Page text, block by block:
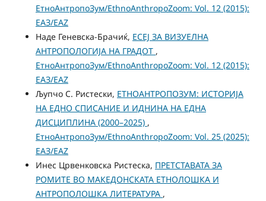
ЕтноАнтропоЗум/EthnoAnthropoZoom: Vol. 12 (2015):
ЕАЗ/EAZ
Наде Геневска-Брачиќ, ЕСЕЈ ЗА ВИЗУЕЛНА
АНТРОПОЛОГИЈА НА ГРАДОТ ,
ЕтноАнтропоЗум/EthnoAnthropoZoom: Vol. 12 (2015):
ЕАЗ/EAZ
Љупчо С. Ристески, ЕТНОАНТРОПОЗУМ: ИСТОРИЈА
НА ЕДНО СПИСАНИЕ И ИДНИНА НА ЕДНА
ДИСЦИПЛИНА (2000–2025) ,
ЕтноАнтропоЗум/EthnoAnthropoZoom: Vol. 25 (2025):
ЕАЗ/EAZ
Инес Црвенковска Ристеска, ПРЕТСТАВАТА ЗА
РОМИТЕ ВО МАКЕДОНСКАТА ЕТНОЛОШКА И
АНТРОПОЛОШКА ЛИТЕРАТУРА ,